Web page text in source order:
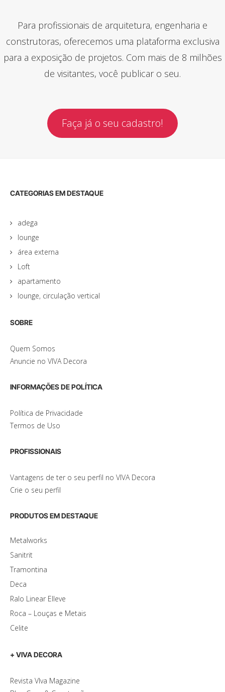
Para profissionais de arquitetura, engenharia e
construtoras, oferecemos uma plataforma exclusiva
para a exposição de projetos. Com mais de 8 milhões
de visitantes, você publicar o seu.
Faça já o seu cadastro!
CATEGORIAS EM DESTAQUE
adega
lounge
área externa
Loft
apartamento
lounge, circulação vertical
SOBRE
Quem Somos
Anuncie no VIVA Decora
INFORMAÇÕES DE POLÍTICA
Política de Privacidade
Termos de Uso
PROFISSIONAIS
Vantagens de ter o seu perfil no VIVA Decora
Crie o seu perfil
PRODUTOS EM DESTAQUE
Metalworks
Sanitrit
Tramontina
Deca
Ralo Linear Elleve
Roca – Louças e Metais
Celite
+ VIVA DECORA
Revista VIva Magazine